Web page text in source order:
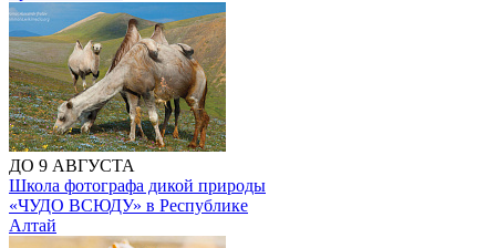
ДО 9 АВГУСТА
Школа фотографа дикой природы
«ЧУДО ВСЮДУ» в Республике
Алтай